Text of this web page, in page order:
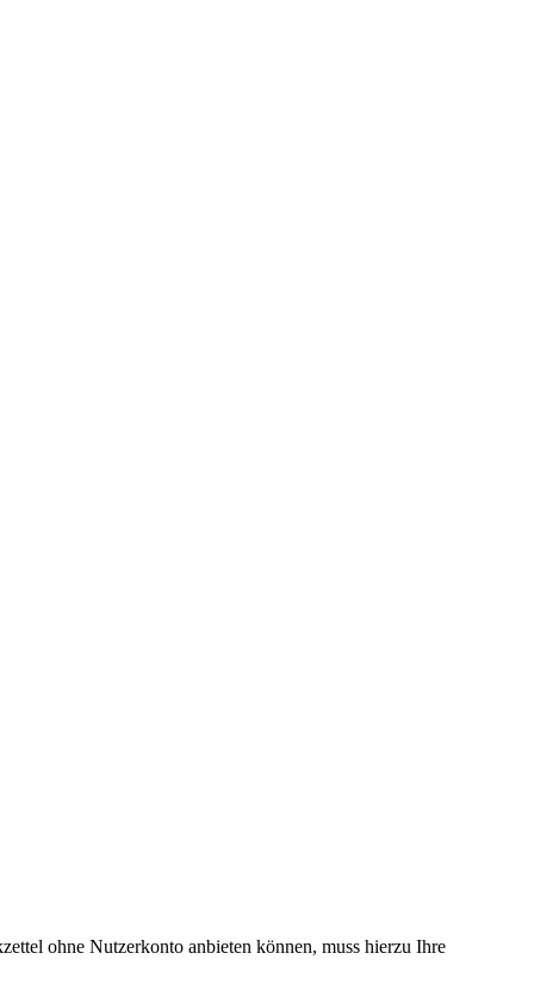
ohne Nutzerkonto anbieten können, muss hierzu Ihre